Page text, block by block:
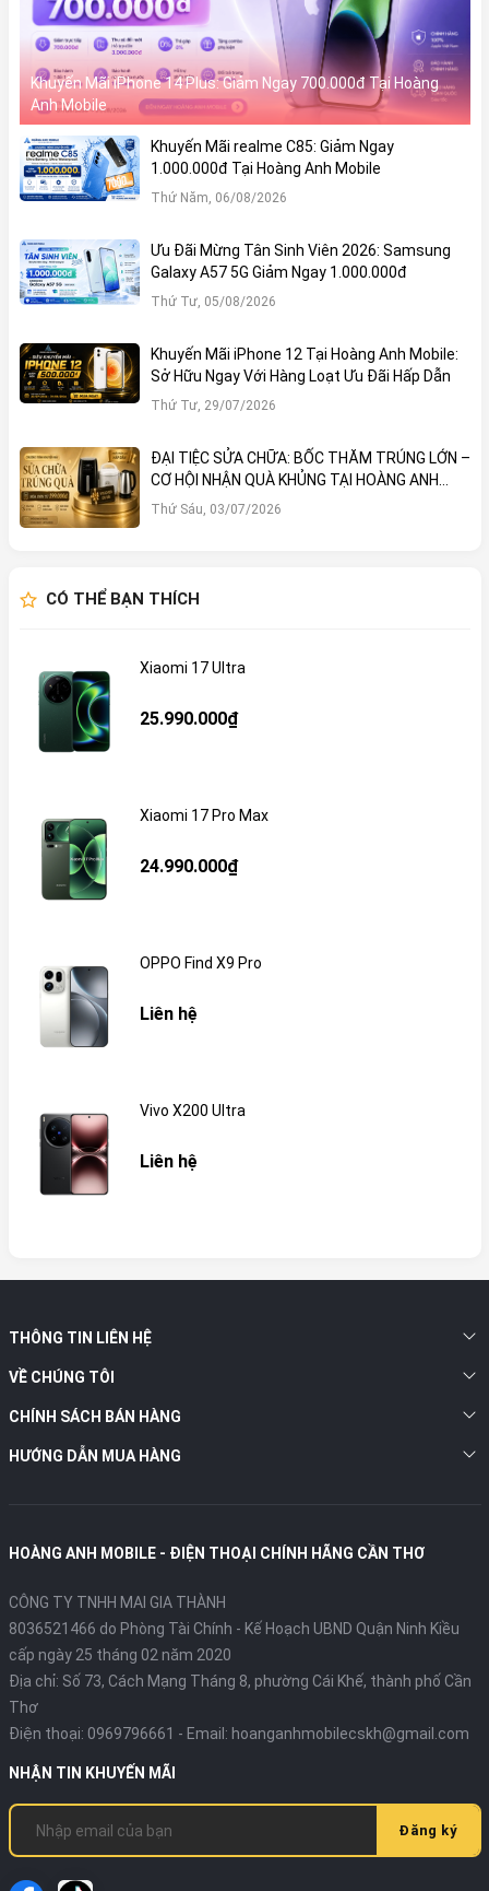
Khuyến Mãi iPhone 14 Plus: Giảm Ngay 700.000đ Tại Hoàng
Anh Mobile
Khuyến Mãi realme C85: Giảm Ngay
1.000.000đ Tại Hoàng Anh Mobile
Thứ Năm, 06/08/2026
Ưu Đãi Mừng Tân Sinh Viên 2026: Samsung
Galaxy A57 5G Giảm Ngay 1.000.000đ
Thứ Tư, 05/08/2026
Khuyến Mãi iPhone 12 Tại Hoàng Anh Mobile:
Sở Hữu Ngay Với Hàng Loạt Ưu Đãi Hấp Dẫn
Thứ Tư, 29/07/2026
ĐẠI TIỆC SỬA CHỮA: BỐC THĂM TRÚNG LỚN –
CƠ HỘI NHẬN QUÀ KHỦNG TẠI HOÀNG ANH
MOBILE
Thứ Sáu, 03/07/2026
CÓ THỂ BẠN THÍCH
Xiaomi 17 Ultra
25.990.000₫
Xiaomi 17 Pro Max
24.990.000₫
OPPO Find X9 Pro
Liên hệ
Vivo X200 Ultra
Liên hệ
THÔNG TIN LIÊN HỆ
VỀ CHÚNG TÔI
CHÍNH SÁCH BÁN HÀNG
HƯỚNG DẪN MUA HÀNG
HOÀNG ANH MOBILE - ĐIỆN THOẠI CHÍNH HÃNG CẦN THƠ
CÔNG TY TNHH MAI GIA THÀNH
8036521466 do Phòng Tài Chính - Kế Hoạch UBND Quận Ninh Kiều
cấp ngày 25 tháng 02 năm 2020
Địa chỉ: Số 73, Cách Mạng Tháng 8, phường Cái Khế, thành phố Cần
Thơ
Điện thoại: 0969796661 - Email: hoanganhmobilecskh@gmail.com
NHẬN TIN KHUYẾN MÃI
Đăng ký